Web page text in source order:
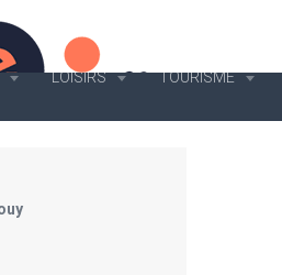
LOISIRS TOURISME